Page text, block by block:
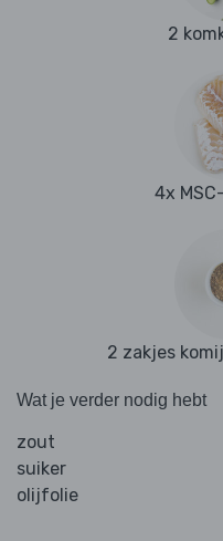
2
4x
2 zakjes
Wat je verder nodig hebt
zout
suiker
olijfolie